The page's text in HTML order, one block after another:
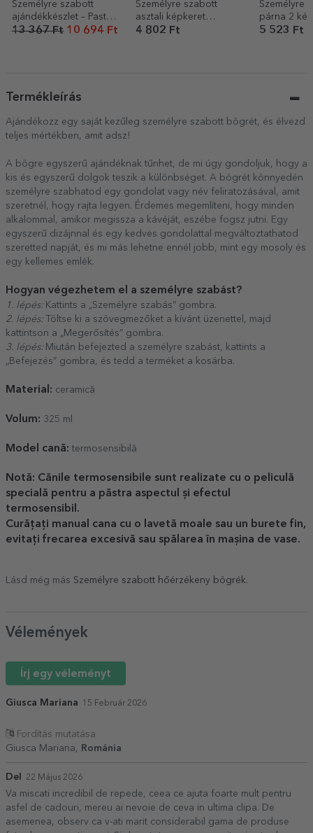
Személyre szabott
ajándékkészlet – Pasta
Club
13 367 Ft 10 694 Ft
Személyre szabott
asztali képkeret
szöveggel és 2 fotóval
4 802 Ft
Személyre
párna 2
szöveggel
5 523 Ft
Termékleírás
Ajándékozz egy saját kezűleg személyre szabott bögrét, és élvezd
teljes mértékben, amit adsz!
A bögre egyszerű ajándéknak tűnhet, de mi úgy gondoljuk, hogy a
kis és egyszerű dolgok teszik a különbséget. A bögrét könnyedén
személyre szabhatod egy gondolat vagy név feliratozásával, amit
szeretnél, hogy rajta legyen. Érdemes megemlíteni, hogy minden
alkalommal, amikor megissza a kávéját, eszébe fogsz jutni. Egy
egyszerű dizájnnal és egy kedves gondolattal megváltoztathatod
szeretted napját, és mi más lehetne ennél jobb, mint egy mosoly és
egy kellemes emlék.
Hogyan végezhetem el a személyre szabást?
1. lépés: Kattints a „Személyre szabás” gombra.
2. lépés: Töltse ki a szövegmezőket a kívánt üzenettel, majd
kattintson a „Megerősítés” gombra.
3. lépés: Miután befejezted a személyre szabást, kattints a
„Befejezés” gombra, és tedd a terméket a kosárba.
Material: ceramică
Volum: 325 ml
Model cană: termosensibilă
Notă: Cănile termosensibile sunt realizate cu o peliculă
specială pentru a păstra aspectul și efectul
termosensibil.
Curățați manual cana cu o lavetă moale sau un burete fin,
evitați frecarea excesivă sau spălarea în mașina de vase.
Lásd még más Személyre szabott hőérzékeny bögrék.
Vélemények
Írj egy véleményt
Giusca Mariana 15 Február 2026
Fordítás mutatása
Giusca Mariana,
Románia
Del 22 Május 2026
Va miscati incredibil de repede, ceea ce ajuta foarte mult pentru
asfel de cadouri, mereu ai nevoie de ceva in ultima clipa. De
asemenea, observ ca v-ati marit considerabil gama de produse